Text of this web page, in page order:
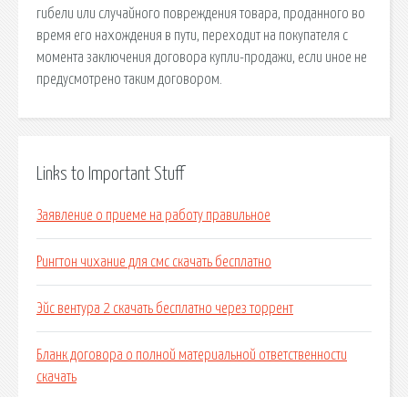
гибели или случайного повреждения товара, проданного во
время его нахождения в пути, переходит на покупателя с
момента заключения договора купли-продажи, если иное не
предусмотрено таким договором.
Links to Important Stuff
Заявление о приеме на работу правильное
Рингтон чихание для смс скачать бесплатно
Эйс вентура 2 скачать бесплатно через торрент
Бланк договора о полной материальной ответственности
скачать